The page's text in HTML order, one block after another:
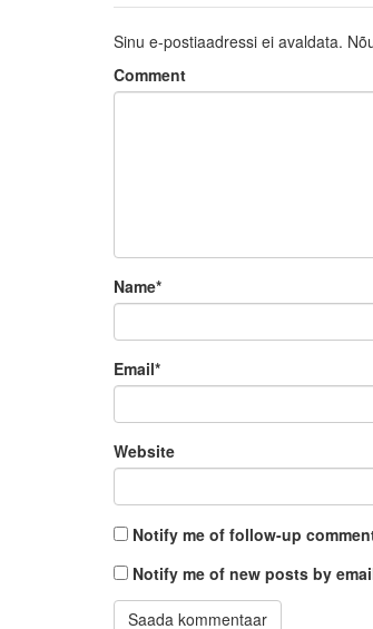
Sinu e-postiaadressi ei avaldata.
Comment
Name*
Email*
Website
Notify me of follow-up
Notify me of new posts by